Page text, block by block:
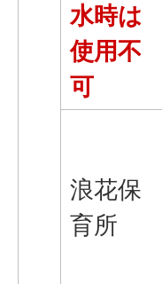
水時は
使用不
可
浪花保
育所